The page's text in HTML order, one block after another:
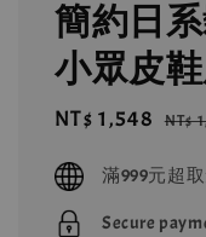
簡約日
小眾皮
Sale
NT$ 1,548 NT$
滿999元超
Secure